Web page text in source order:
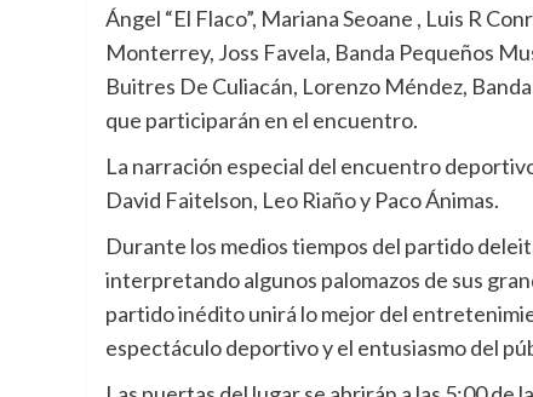
Ángel “El Flaco”, Mariana Seoane , Luis R
Monterrey, Joss Favela, Banda Pequeños
Buitres De Culiacán, Lorenzo Méndez,
que participarán en el encuentro.
La narración especial del encuentro
David Faitelson, Leo Riaño y Paco Ánimas.
Durante los medios tiempos del partido
interpretando algunos palomazos de sus
partido inédito unirá lo mejor del
espectáculo deportivo y el entusiasmo del